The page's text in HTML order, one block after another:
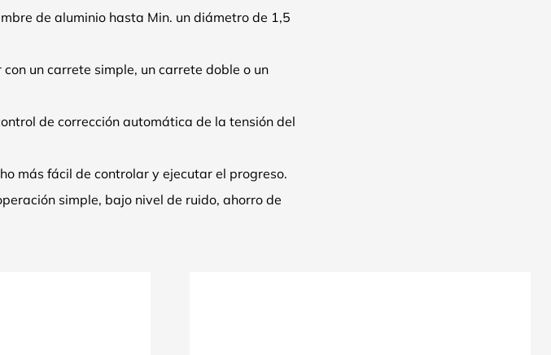
de aluminio hasta Min. un diámetro de 1,5
un carrete simple, un carrete doble o un
de corrección automática de la tensión del
más fácil de controlar y ejecutar el progreso.
simple, bajo nivel de ruido, ahorro de